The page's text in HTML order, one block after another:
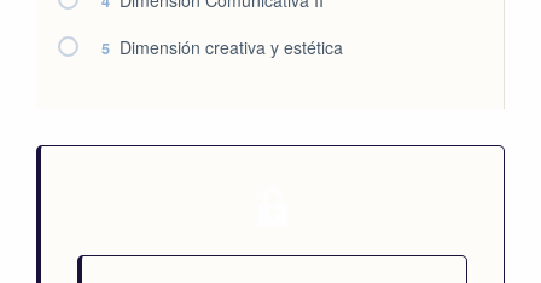
5 Dimensión creativa y estética